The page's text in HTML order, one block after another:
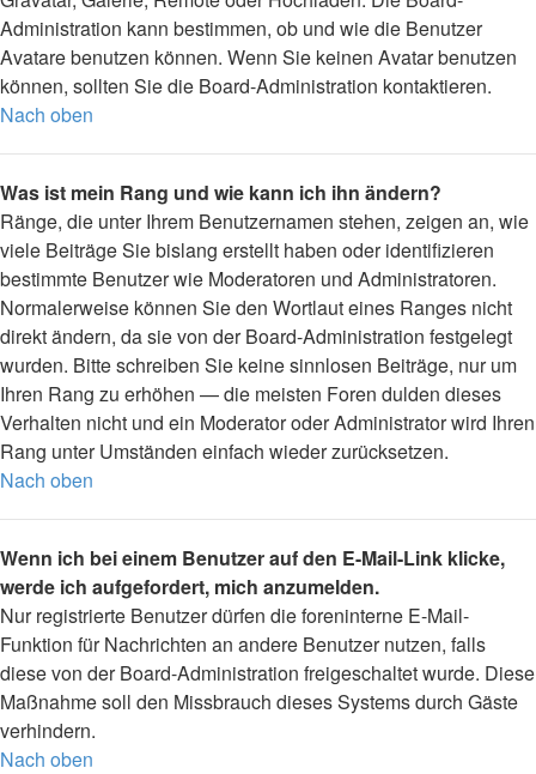
Administration kann bestimmen, ob und wie die Benutzer
Avatare benutzen können. Wenn Sie keinen Avatar benutzen
können, sollten Sie die Board-Administration kontaktieren.
Nach oben
Was ist mein Rang und wie kann ich ihn ändern?
Ränge, die unter Ihrem Benutzernamen stehen, zeigen an, wie
viele Beiträge Sie bislang erstellt haben oder identifizieren
bestimmte Benutzer wie Moderatoren und Administratoren.
Normalerweise können Sie den Wortlaut eines Ranges nicht
direkt ändern, da sie von der Board-Administration festgelegt
wurden. Bitte schreiben Sie keine sinnlosen Beiträge, nur um
Ihren Rang zu erhöhen — die meisten Foren dulden dieses
Verhalten nicht und ein Moderator oder Administrator wird Ihren
Rang unter Umständen einfach wieder zurücksetzen.
Nach oben
Wenn ich bei einem Benutzer auf den E-Mail-Link klicke,
werde ich aufgefordert, mich anzumelden.
Nur registrierte Benutzer dürfen die foreninterne E-Mail-
Funktion für Nachrichten an andere Benutzer nutzen, falls
diese von der Board-Administration freigeschaltet wurde. Diese
Maßnahme soll den Missbrauch dieses Systems durch Gäste
verhindern.
Nach oben